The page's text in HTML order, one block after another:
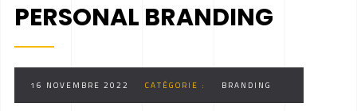
PERSONAL BRANDING
16 NOVEMBRE 2022 CATÉGORIE : BRANDING